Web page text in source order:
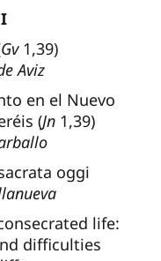
Gv1,39)
Aviz
en el Nuevo
(Jn 1,39)
oggi
life:
difficulties